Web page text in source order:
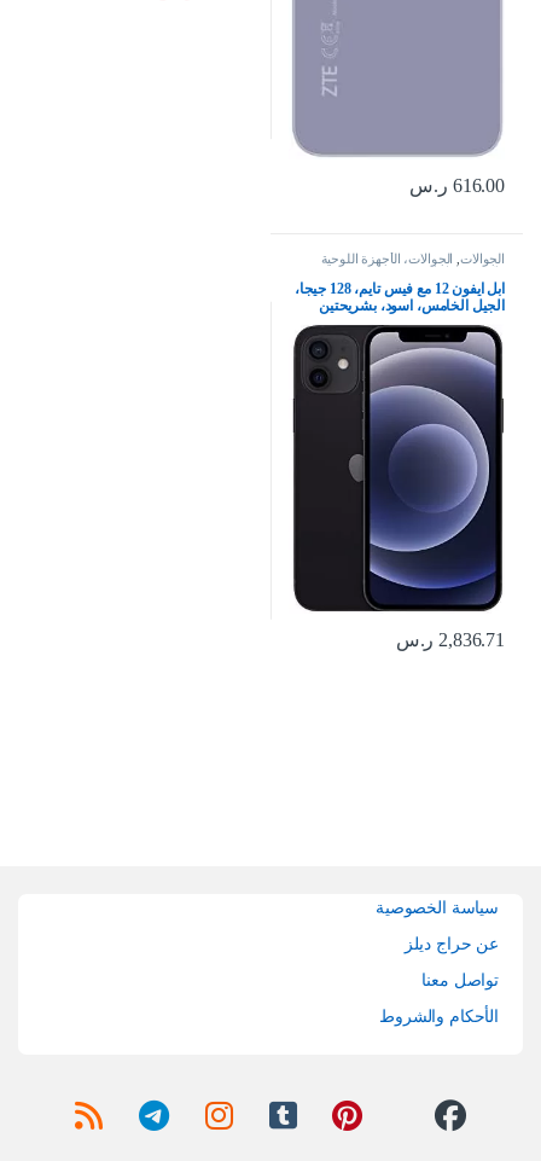
616.00 ر.س
الجوالات الجوالات، الأجهزة اللوحية
وإكسسواراتها
ابل ايفون 12 مع فيس تايم، 128 جيجا،
الجيل الخامس، اسود، بشريحتين
2,836.71 ر.س
سياسة الخصوصية
عن حراج ديلز
تواصل معنا
الأحكام والشروط